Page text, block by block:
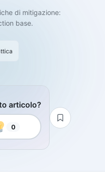
di mitigazione:
base.
articolo?
0